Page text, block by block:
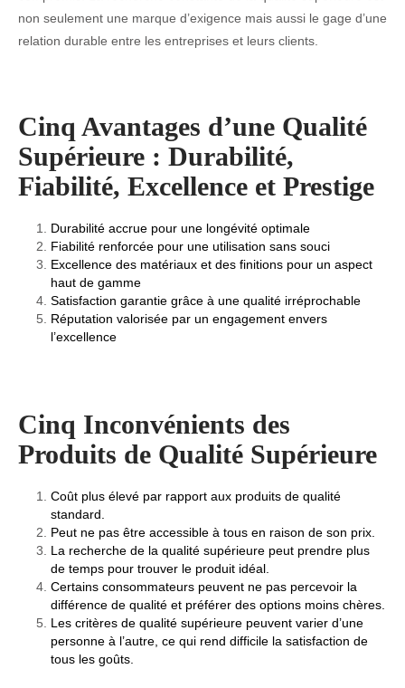
non seulement une marque d’exigence mais aussi le gage d’une
relation durable entre les entreprises et leurs clients.
Cinq Avantages d’une Qualité
Supérieure : Durabilité,
Fiabilité, Excellence et Prestige
Durabilité accrue pour une longévité optimale
Fiabilité renforcée pour une utilisation sans souci
Excellence des matériaux et des finitions pour un aspect
haut de gamme
Satisfaction garantie grâce à une qualité irréprochable
Réputation valorisée par un engagement envers
l’excellence
Cinq Inconvénients des
Produits de Qualité Supérieure
Coût plus élevé par rapport aux produits de qualité
standard.
Peut ne pas être accessible à tous en raison de son prix.
La recherche de la qualité supérieure peut prendre plus
de temps pour trouver le produit idéal.
Certains consommateurs peuvent ne pas percevoir la
différence de qualité et préférer des options moins chères.
Les critères de qualité supérieure peuvent varier d’une
personne à l’autre, ce qui rend difficile la satisfaction de
tous les goûts.